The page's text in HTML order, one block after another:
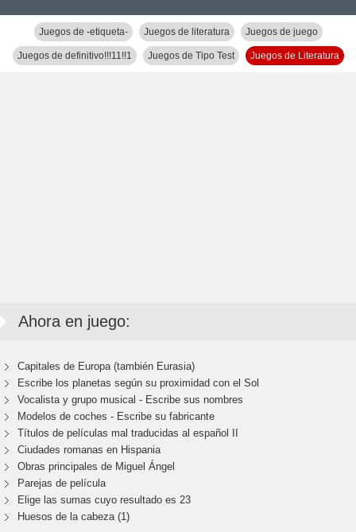
Juegos de -etiqueta- Juegos de literatura Juegos de juego
Juegos de definitivo!!!11!!1 Juegos de Tipo Test Juegos de Literatura
Ahora en juego:
Capitales de Europa (también Eurasia)
Escribe los planetas según su proximidad con el Sol
Vocalista y grupo musical - Escribe sus nombres
Modelos de coches - Escribe su fabricante
Títulos de películas mal traducidas al español II
Ciudades romanas en Hispania
Obras principales de Miguel Ángel
Parejas de película
Elige las sumas cuyo resultado es 23
Huesos de la cabeza (1)